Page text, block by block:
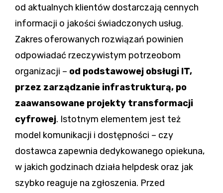
od aktualnych klientów dostarczają cennych
informacji o jakości świadczonych usług.
Zakres oferowanych rozwiązań powinien
odpowiadać rzeczywistym potrzeobom
organizacji – od podstawowej obsługi IT,
przez zarządzanie infrastrukturą, po
zaawansowane projekty transformacji
cyfrowej. Istotnym elementem jest też
model komunikacji i dostępności – czy
dostawca zapewnia dedykowanego opiekuna,
w jakich godzinach działa helpdesk oraz jak
szybko reaguje na zgłoszenia. Przed